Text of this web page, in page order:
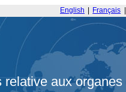
English Français
aux